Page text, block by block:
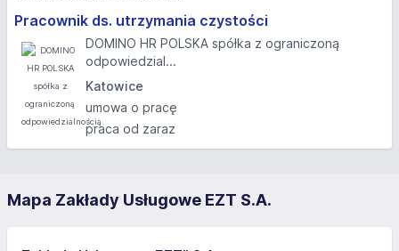
Pracownik ds. utrzymania czystości
DOMINO HR POLSKA spółka z ograniczoną
odpowiedzial...
Katowice
umowa o pracę
praca od zaraz
Mapa Zakłady Usługowe EZT S.A.